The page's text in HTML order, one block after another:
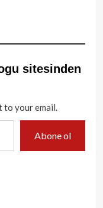
sitesinden
to your email.
Abone ol